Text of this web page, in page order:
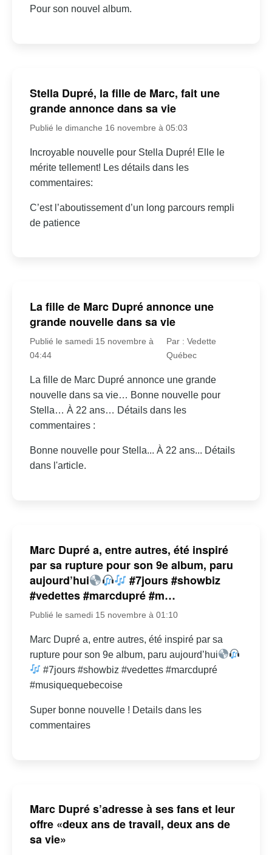
Pour son nouvel album.
Stella Dupré, la fille de Marc, fait une
grande annonce dans sa vie
Publié le dimanche 16 novembre à 05:03
Incroyable nouvelle pour Stella Dupré! Elle le
mérite tellement! Les détails dans les
commentaires:
C’est l’aboutissement d’un long parcours rempli
de patience
La fille de Marc Dupré annonce une
grande nouvelle dans sa vie
Publié le samedi 15 novembre à
04:44
Par : Vedette
Québec
La fille de Marc Dupré annonce une grande
nouvelle dans sa vie… Bonne nouvelle pour
Stella… À 22 ans… Détails dans les
commentaires :
Bonne nouvelle pour Stella... À 22 ans... Détails
dans l'article.
Marc Dupré a, entre autres, été inspiré
par sa rupture pour son 9e album, paru
aujourd’hui
#7jours #showbiz
#vedettes #marcdupré #m…
Publié le samedi 15 novembre à 01:10
Marc Dupré a, entre autres, été inspiré par sa
rupture pour son 9e album, paru aujourd’hui
#7jours #showbiz #vedettes #marcdupré
#musiquequebecoise
Super bonne nouvelle ! Details dans les
commentaires
Marc Dupré s’adresse à ses fans et leur
offre «deux ans de travail, deux ans de
sa vie»